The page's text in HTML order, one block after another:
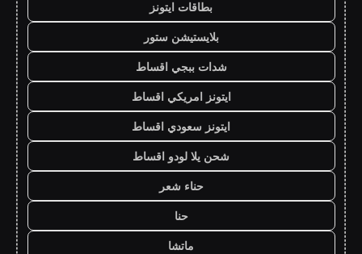
بطاقات ايتونز
بلايستيشن ستور
شدات ببجي اقساط
ايتونز امريكي اقساط
ايتونز سعودي اقساط
شحن يلا لودو اقساط
حناء شعر
حنا
ماتشا